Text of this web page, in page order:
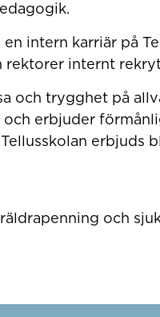
intern karriär på
rektorer internt
och trygghet på
erbjuder
erbjuds
och